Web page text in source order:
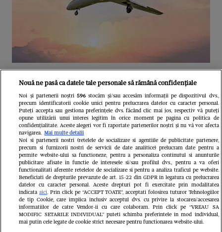
Unul dintre cele mai folosite
aeroporturi din Europa își închide
complet porțile timp de trei luni.
Milioane de pasageri, afectați
Nouă ne pasă ca datele tale personale să rămână confidențiale
Noi și partenerii noștri 596stocăm și/sau accesăm informații pe dispozitivul dvs.,
precum identificatorii cookie unici pentru prelucrarea datelor cu caracter personal.
Puteți accepta sau gestiona preferințele dvs. făcând clic mai jos, respectiv vă puteți
opune utilizării unui interes legitim în orice moment pe pagina cu politica de
confidențialitate. Aceste alegeri vor fi raportate partenerilor noștri și nu vă vor afecta
navigarea. Mai multe detalii
Noi si partenerii nostri (retelele de socializare si agentiile de publicitate partenere,
precum si furnizorii nostri de servicii de date analitice) prelucram date pentru a
permite website-ului sa functioneze, pentru a personaliza continutul si anunturile
publicitare afisate in functie de interesele si/sau profilul dvs., pentru a va oferi
functionalitati aferente retelelor de socializare si pentru a analiza traficul pe website.
Beneficiati de drepturile prevazute de art. 15-22 din GDPR in legatura cu prelucrarea
datelor cu caracter personal. Aceste drepturi pot fi exercitate prin modalitatea
indicataaici. Prin click pe “ACCEPT TOATE”, acceptati folosirea tuturor Tehnologiilor
de tip Cookie, care implica inclusiv acceptul dvs. cu privire la stocarea/accesarea
informatiilor de catre Vendor-ii cu care colaboram. Prin click pe “VREAU SA
MODIFIC SETARILE INDIVIDUAL” puteti schimba preferintele in mod individual,
mai putin cele legate de cookie strict necesare pentru functionarea website-ului.